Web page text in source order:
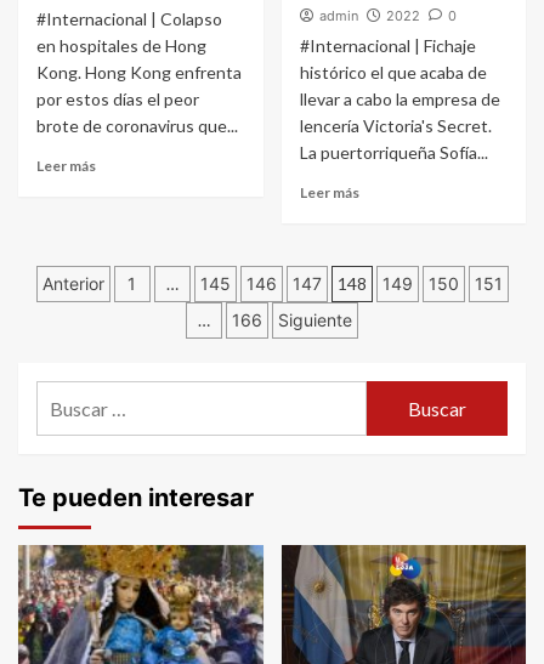
#Internacional | Colapso
en hospitales de Hong
Kong. Hong Kong enfrenta
por estos días el peor
brote de coronavirus que...
Leer más
admin 2022 0
#Internacional | Fichaje
histórico el que acaba de
llevar a cabo la empresa de
lencería Victoria's Secret.
La puertorriqueña Sofía...
Leer más
Navegación
entradas
Anterior 1 … 145 146 147 148 149 150
151
…
166 Siguiente
Te pueden interesar